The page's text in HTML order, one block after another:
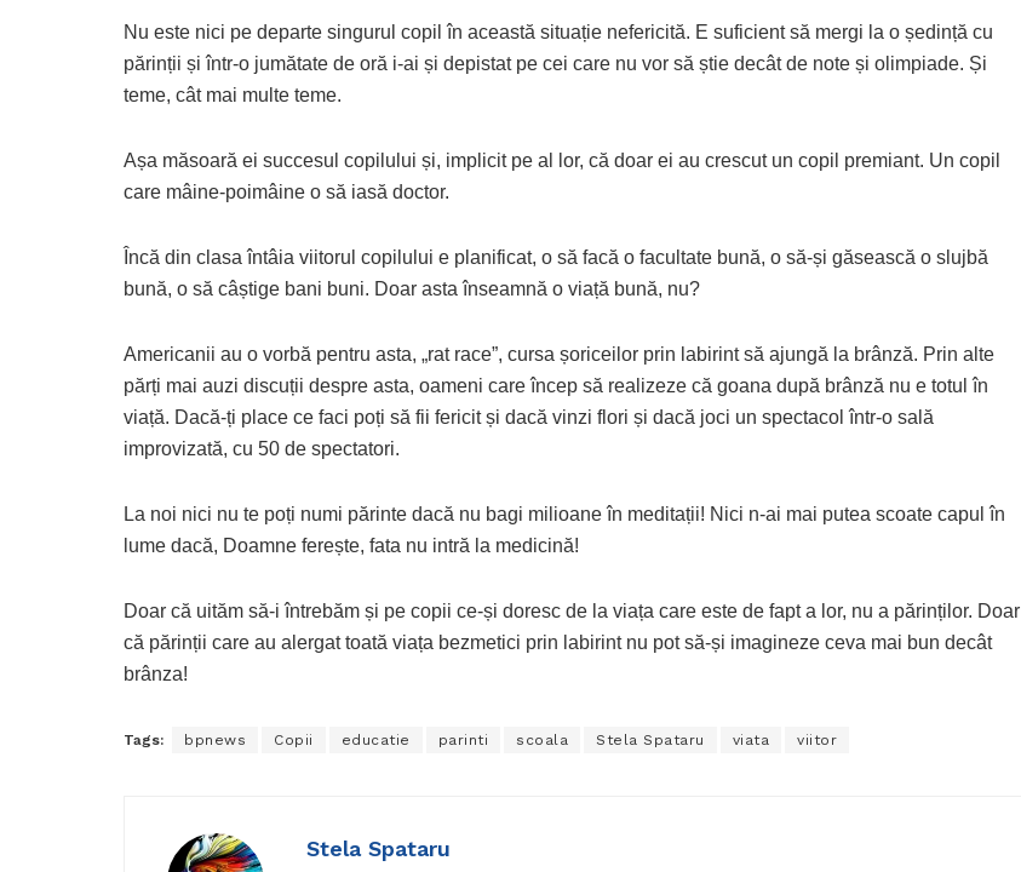
Nu este nici pe departe singurul copil în această situație nefericită. E suficient să mergi la o ședință cu
părinții și într-o jumătate de oră i-ai și depistat pe cei care nu vor să știe decât de note și olimpiade. Și
teme, cât mai multe teme.
Așa măsoară ei succesul copilului și, implicit pe al lor, că doar ei au crescut un copil premiant. Un copil
care mâine-poimâine o să iasă doctor.
Încă din clasa întâia viitorul copilului e planificat, o să facă o facultate bună, o să-și găsească o slujbă
bună, o să câștige bani buni. Doar asta înseamnă o viață bună, nu?
Americanii au o vorbă pentru asta, „rat race”, cursa șoriceilor prin labirint să ajungă la brânză. Prin alte
părți mai auzi discuții despre asta, oameni care încep să realizeze că goana după brânză nu e totul în
viață. Dacă-ți place ce faci poți să fii fericit și dacă vinzi flori și dacă joci un spectacol într-o sală
improvizată, cu 50 de spectatori.
La noi nici nu te poți numi părinte dacă nu bagi milioane în meditații! Nici n-ai mai putea scoate capul în
lume dacă, Doamne ferește, fata nu intră la medicină!
Doar că uităm să-i întrebăm și pe copii ce-și doresc de la viața care este de fapt a lor, nu a părinților. Doar
că părinții care au alergat toată viața bezmetici prin labirint nu pot să-și imagineze ceva mai bun decât
brânza!
Tags: bpnews Copii educatie parinti scoala Stela Spataru viata viitor
Stela Spataru